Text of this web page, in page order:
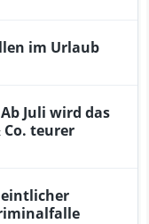
im Urlaub
Juli wird das
Co. teurer